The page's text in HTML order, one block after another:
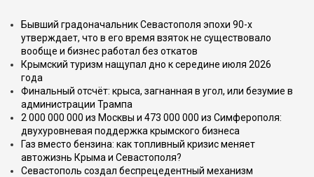
Бывший градоначальник Севастополя эпохи 90-х
утверждает, что в его время взяток не существовало
вообще и бизнес работал без откатов
Крымский туризм нащупал дно к середине июля 2026
года
Финальный отсчёт: крыса, загнанная в угол, или безумие в
администрации Трампа
2 000 000 000 из Москвы и 473 000 000 из Симферополя:
двухуровневая поддержка крымского бизнеса
Газ вместо бензина: как топливный кризис меняет
автожизнь Крыма и Севастополя?
Севастополь создал беспрецедентный механизм